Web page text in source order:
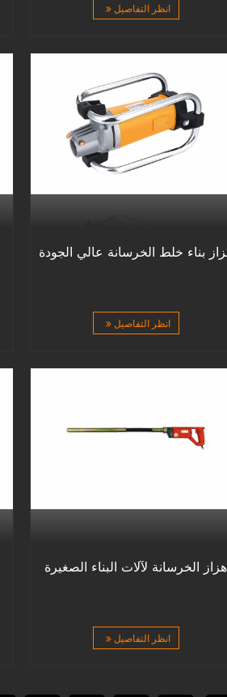
انظر التفاصيل
بناء خلط الخرسانة عالي الجودة
انظر التفاصيل
هزاز الخرسانة لآلات البناء الصغيرة
انظر التفاصيل